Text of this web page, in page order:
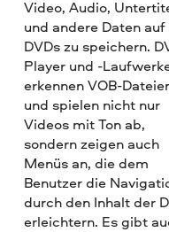
Video, Audio,
und andere Daten auf
DVDs zu speichern.
Player und -
erkennen VOB-
und spielen nicht nur
Videos mit Ton ab,
sondern zeigen auch
Menüs an, die dem
Benutzer die
durch den Inhalt der
erleichtern. Es gibt